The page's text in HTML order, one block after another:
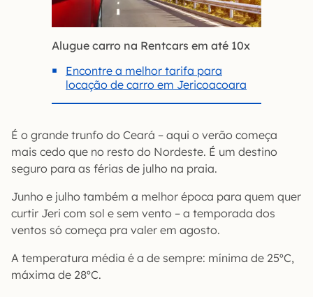
Alugue carro na Rentcars em até 10x
Encontre a melhor tarifa para
locação de carro em Jericoacoara
É o grande trunfo do Ceará – aqui o verão começa
mais cedo que no resto do Nordeste. É um destino
seguro para as férias de julho na praia.
Junho e julho também a melhor época para quem quer
curtir Jeri com sol e sem vento – a temporada dos
ventos só começa pra valer em agosto.
A temperatura média é a de sempre: mínima de 25ºC,
máxima de 28ºC.